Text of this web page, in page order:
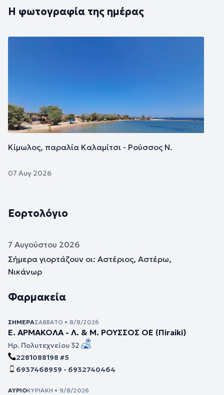
Η φωτογραφία της ημέρας
Κίμωλος, παραλία Καλαμίτσι - Ρούσσος Ν.
07 Αυγ 2026
Εορτολόγιο
7 Αυγούστου 2026
Σήμερα γιορτάζουν οι: Αστέριος, Αστέρω,
Νικάνωρ
Φαρμακεία
ΣΉΜΕΡΑΣΆΒΒΑΤΟ • 8/8/2026
Ε. ΑΡΜΑΚΟΛΑ - Λ. & Μ. ΡΟΥΣΣΟΣ ΟΕ (Πiraiki)
Ηρ. Πολυτεχνείου 32
2281088198 #5
6937468959 - 6932740464
ΑΎΡΙΟΚΥΡΙΑΚΉ • 9/8/2026